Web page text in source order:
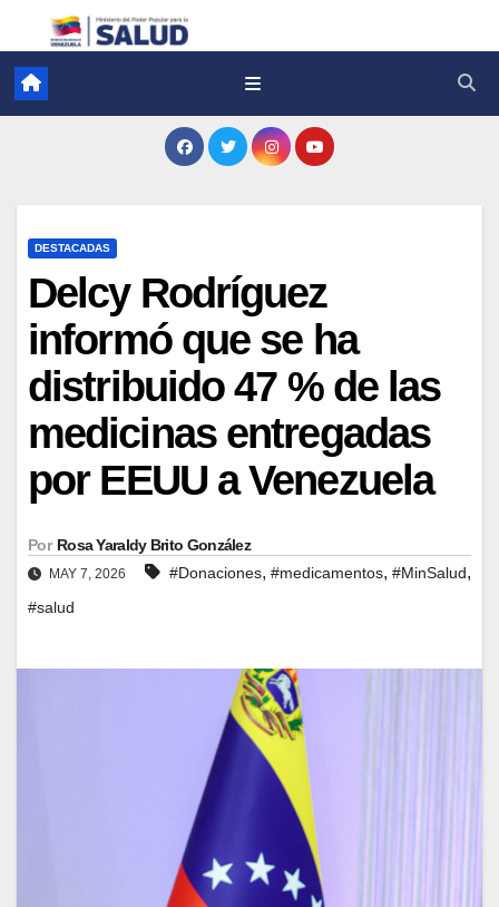
DESTACADAS
Delcy Rodríguez
informó que se ha
distribuido 47 % de las
medicinas entregadas
por EEUU a Venezuela
Por Rosa Yaraldy Brito González
MAY 7, 2026 #Donaciones, #medicamentos, #MinSalud,
#salud